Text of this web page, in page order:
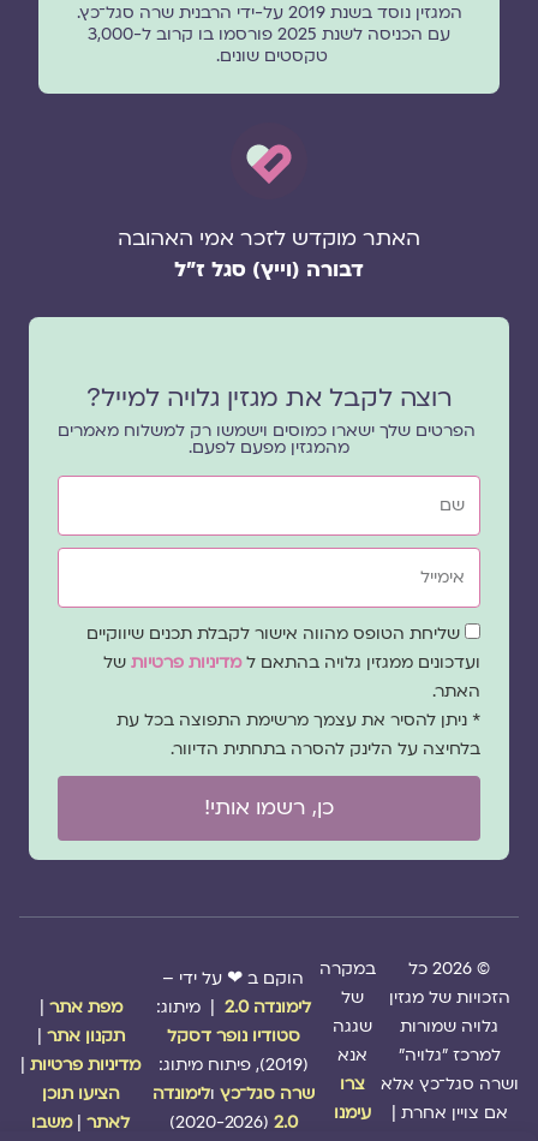
המגזין נוסד בשנת 2019 על-ידי הרבנית שרה סגל־כץ.
עם הכניסה לשנת 2025 פורסמו בו קרוב ל-3,000
טקסטים שונים.
האתר מוקדש לזכר אמי האהובה
דבורה (וייץ) סגל ז"ל
רוצה לקבל את מגזין גלויה למייל?
הפרטים שלך ישארו כמוסים וישמשו רק למשלוח מאמרים
מהמגזין מפעם לפעם.
שם
אימייל
שדה
הסכמה
שליחת הטופס מהווה אישור לקבלת תכנים שיווקיים
ועדכונים ממגזין גלויה בהתאם ל מדיניות פרטיותשל
האתר.
* ניתן להסיר את עצמך מרשימת התפוצה בכל עת
בלחיצה על הלינק להסרה בתחתית הדיוור.
כן, רשמו אותי!
© 2026 כל
הזכויות של מגזין
גלויה שמורות
למרכז "גלויה"
ושרה סגל־כץ אלא
אם צויין אחרת |
במקרה
של
שגגה
אנא
צרו
עימנו
הוקם ב ❤ על ידי –
לימונדה 2.0
| מיתוג:
סטודיו נופר דסקל
שרה סגל־כץולימונדה
2.0
(2020-2026)
מפת אתר|
תקנון אתר|
מדיניות פרטיות|
הציעו תוכן
לאתר| משבו